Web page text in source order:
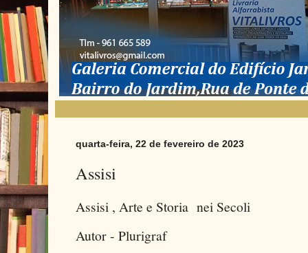
quarta-feira, 22 de fevereiro de 2023
Assisi
Assisi , Arte e Storia nei Secoli
Autor - Plurigraf